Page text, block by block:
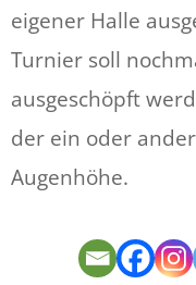
eigener Halle
Turnier soll
ausgeschöpft
der ein oder
Augenhöhe.